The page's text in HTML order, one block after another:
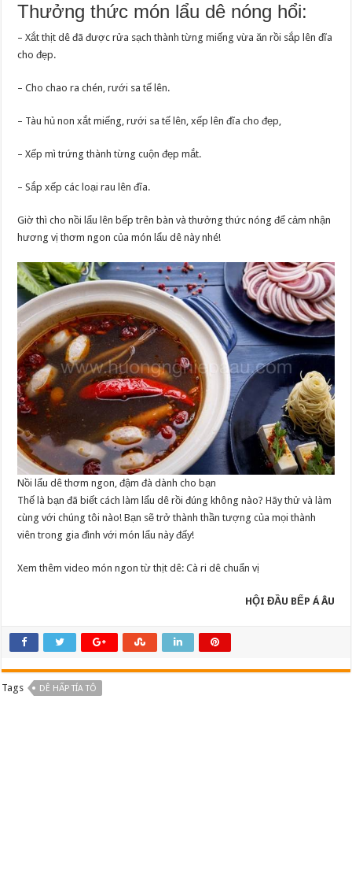
Thưởng thức món lẩu dê nóng hổi:
– Xắt thịt dê đã được rửa sạch thành từng miếng vừa ăn rồi sắp lên đĩa
cho đẹp.
– Cho chao ra chén, rưới sa tế lên.
– Tàu hủ non xắt miếng, rưới sa tế lên, xếp lên đĩa cho đẹp,
– Xếp mì trứng thành từng cuộn đẹp mắt.
– Sắp xếp các loại rau lên đĩa.
Giờ thì cho nồi lẩu lên bếp trên bàn và thưởng thức nóng để cảm nhận
hương vị thơm ngon của món lẩu dê này nhé!
Nồi lẩu dê thơm ngon, đậm đà dành cho bạn
Thế là bạn đã biết cách làm lẩu dê rồi đúng không nào? Hãy thử và làm
cùng với chúng tôi nào! Bạn sẽ trở thành thần tượng của mọi thành
viên trong gia đình với món lẩu này đấy!
Xem thêm video món ngon từ thịt dê: Cà ri dê chuẩn vị
HỘI ĐẦU BẾP Á ÂU
Tags DÊ HẤP TÍA TÔ